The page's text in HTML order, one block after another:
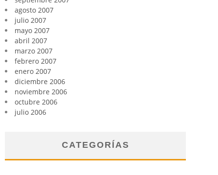
agosto 2007
julio 2007
mayo 2007
abril 2007
marzo 2007
febrero 2007
enero 2007
diciembre 2006
noviembre 2006
octubre 2006
julio 2006
CATEGORÍAS